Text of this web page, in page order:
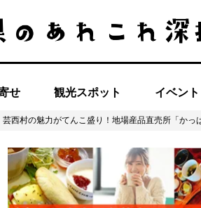
せ 観光スポット イベン
芸西村の魅力がてんこ盛り！地場産品直売所「かっ